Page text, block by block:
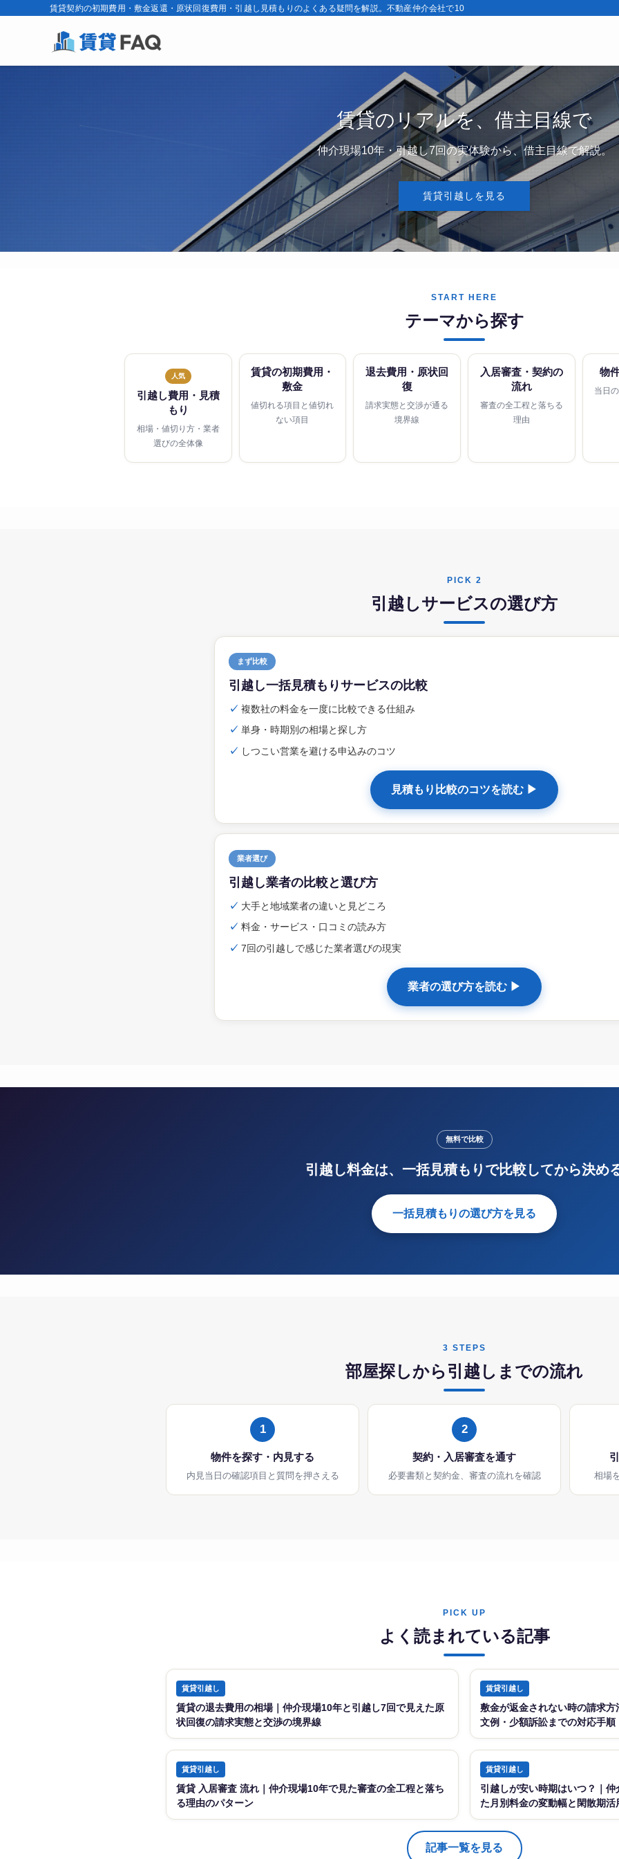
賃貸契約の初期費用・敷金返還・原状回復費用・引越し見積もりのよくある疑問を解説。不動産仲介会社で10年・引越し7回の実体験から、契約前と
賃貸のリアルを、借主目線で
仲介現場10年・引越し7回の実体験から、借主目線で解説。
賃貸引越しを見る
START HERE
テーマから探す
人気
引越し費用・見積
もり
相場・値切り方・業者
選びの全体像
賃貸の初期費用・
敷金
値切れる項目と値切れ
ない項目
退去費用・原状回
復
請求実態と交渉が通る
境界線
入居審査・契約の
流れ
審査の全工程と落ちる
理由
物
当日
PICK 2
引越しサービスの選び方
まず比較
引越し一括見積もりサービスの比較
✓ 複数社の料金を一度に比較できる仕組み
✓ 単身・時期別の相場と探し方
✓ しつこい営業を避ける申込みのコツ
見積もり比較のコツを読む ▶
業者選び
引越し業者の比較と選び方
✓ 大手と地域業者の違いと見どころ
✓ 料金・サービス・口コミの読み方
✓ 7回の引越しで感じた業者選びの現実
業者の選び方を読む ▶
無料で比較
引越し料金は、一括見積もりで比較してから決め
一括見積もりの選び方を見る
3 STEPS
部屋探しから引越しまでの流れ
1
物件を探す・内見する
内見当日の確認項目と質問を押さえる
2
契約・入居審査を通す
必要書類と契約金、審査の流れを確認 相場
PICK UP
よく読まれている記事
賃貸引越し
賃貸の退去費用の相場｜仲介現場10年と引越し7回で見えた原
状回復の請求実態と交渉の境界線
賃貸引越し
敷金が返金されない時の請求
文例・少額訴訟までの対応手
賃貸引越し
賃貸 入居審査 流れ｜仲介現場10年で見た審査の全工程と落ち
る理由のパターン
賃貸引越し
引越しが安い時期はいつ？｜
た月別料金の変動幅と閑散期活
記事一覧を見る